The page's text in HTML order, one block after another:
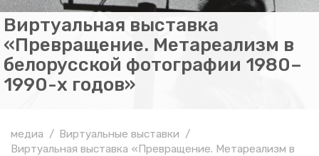
Виртуальная выставка
«Превращение. Метареализм в
белорусской фотографии 1980–
1990-х годов»
медиа
Виртуальные выставки
Виртуальная выставка «Превращение. Метареализм в